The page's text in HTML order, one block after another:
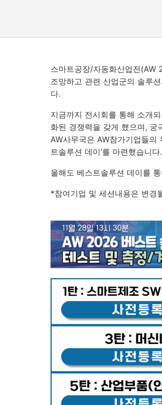
스마트공장/자동화산업전(AW
조망하고 관련 산업군의 솔루
다.
지금까지 전시회를 통해 소개
화된 경쟁력을 갖게 했으며, 궁
AW사무국은 AW참가기업들의
트솔루션 데이’를 마련했습니다.
올해도 베스트솔루션 데이를
*참여기업 및 세션내용은 변경